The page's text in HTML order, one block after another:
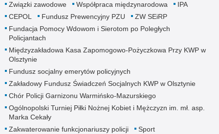
Związki zawodowe Współpraca międzynarodowa
IPA
CEPOL
Fundusz Prewencyjny PZU
ZW SEiRP
Fundacja Pomocy Wdowom i Sierotom po Poległych
Policjantach
Międzyzakładowa Kasa Zapomogowo-Pożyczkowa Przy KWP w
Olsztynie
Fundusz socjalny emerytów policyjnych
Zakładowy Fundusz Świadczeń Socjalnych KWP w Olsztynie
Chór Policji Garnizonu Warmińsko-Mazurskiego
Ogólnopolski Turniej Piłki Nożnej Kobiet i Mężczyzn im. mł. asp.
Marka Cekały
Zakwaterowanie funkcjonariuszy policji
Sport